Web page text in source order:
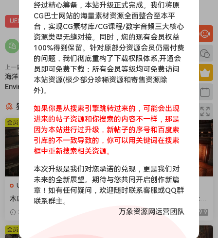
UE场景 UE场景-自然环境 UE资源
上一篇
海洋生物环境-Ocean
Environment Pack
下一篇
雪山/山地风景包-Photorealistic
Landscape Pack 2
猜你喜欢
UE场景
木匠工作车间-Carpenters W
orkshop
2026-04-18
会员免费
UE场景
维多利亚时代室内建筑-Victor
ian Interiors
2026-04-18 9.9
会员免费
会员免费
经过精心筹备，本站升级正式完成。我们将原
CG巴士网站的海量素材资源全面整合至本平
台，实现CG素材库/CG课程/数字音频三大核心
资源类型无缝对接。同时，您的现有会员权益
100%得到保留。针对原部分资源会员仍需付费
的问题，我们彻底重构了下载权限体系,开通会
员即可免费下载：所有会员等级均可免费访问
本站资源(极少部分珍稀资源和寄售资源除
外)。
如果你是从搜索引擎跳转过来的，可能会出现
进来的帖子资源和你搜索的内容不一样，那是
因为本站进行过升级，新帖子的序号和百度索
引库的不一致导致的，你可以用关键词在搜索
框中重新搜索相关资源。
本次升级是我们对您承诺的兑现，更是我们对
未来的全新展望。期待与您共同开启创作新篇
章！如有任何疑问，欢迎随时联系客服或QQ群
联系群主。
万象资源网运营团队